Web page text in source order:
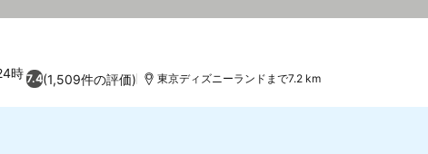
7.4(1,509件の評価)
時
東京ディズニーランドまで7.2 km